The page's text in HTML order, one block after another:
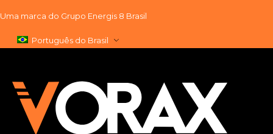
para
Uma marca do Grupo Energis 8 Brasil
Português do Brasil